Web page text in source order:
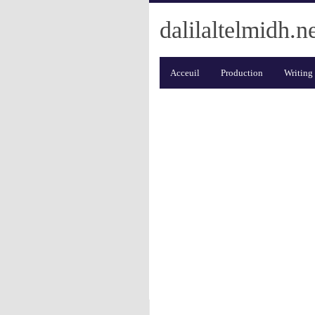
Acceuil Production Writing